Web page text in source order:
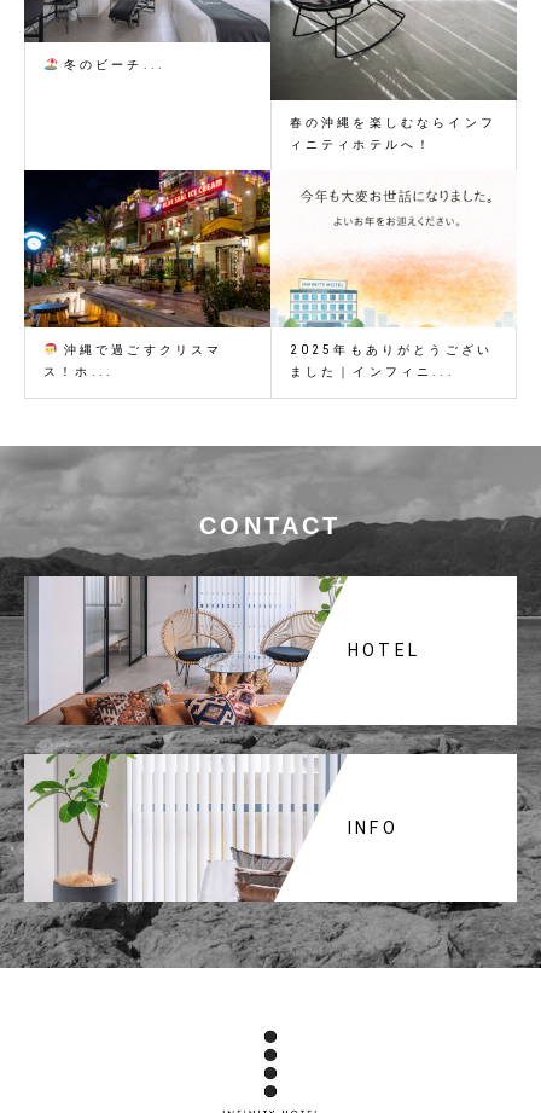
冬のビーチ...
春の沖縄を楽しむならインフ
ィニティホテルへ！
沖縄で過ごすクリスマ
ス！ホ...
2025年もありがとうござい
ました｜インフィニ...
CONTACT
HOTEL
INFO